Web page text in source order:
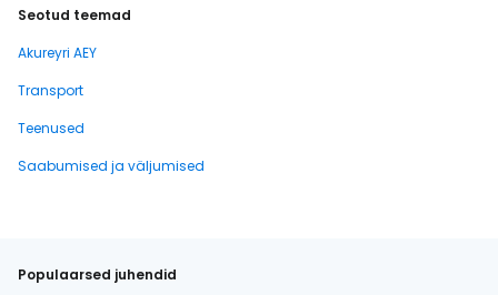
Seotud teemad
Akureyri AEY
Transport
Teenused
Saabumised ja väljumised
Populaarsed juhendid